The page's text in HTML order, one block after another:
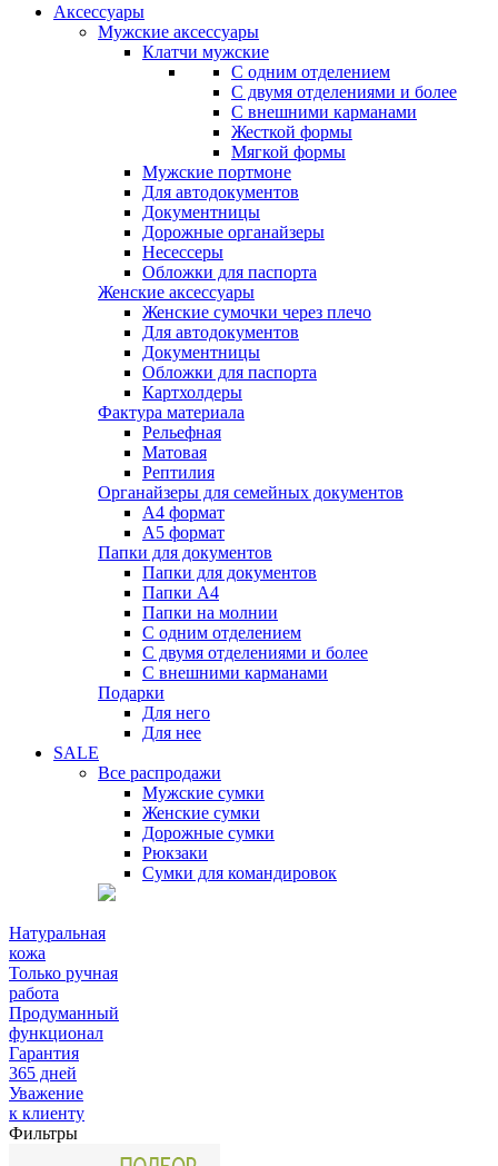
Аксессуары
Мужские аксессуары
Клатчи мужские
С одним отделением
С двумя отделениями и более
С внешними карманами
Жесткой формы
Мягкой формы
Мужские портмоне
Для автодокументов
Документницы
Дорожные органайзеры
Несессеры
Обложки для паспорта
Женские аксессуары
Женские сумочки через плечо
Для автодокументов
Документницы
Обложки для паспорта
Картхолдеры
Фактура материала
Рельефная
Матовая
Рептилия
Органайзеры для семейных документов
А4 формат
А5 формат
Папки для документов
Папки для документов
Папки А4
Папки на молнии
С одним отделением
С двумя отделениями и более
С внешними карманами
Подарки
Для него
Для нее
SALE
Все распродажи
Мужские сумки
Женские сумки
Дорожные сумки
Рюкзаки
Сумки для командировок
Натуральная
кожа
Только ручная
работа
Продуманный
функционал
Гарантия
365 дней
Уважение
к клиенту
Фильтры